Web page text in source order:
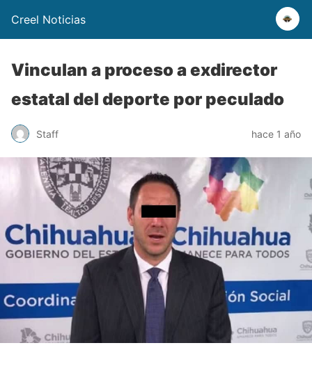
Creel Noticias
Vinculan a proceso a exdirector
estatal del deporte por peculado
Staff hace 1 año